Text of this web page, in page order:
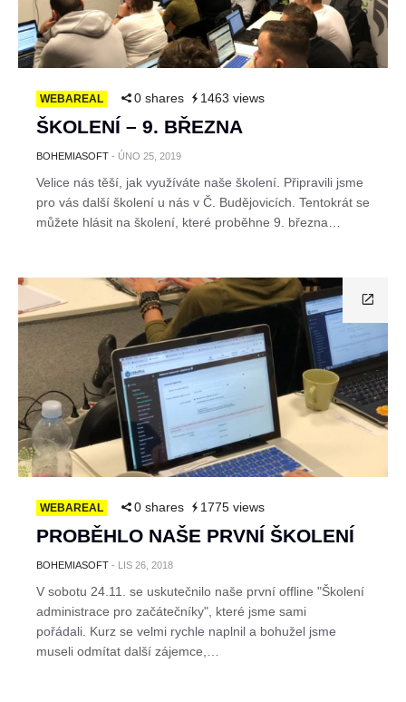
WEBAREAL 0 shares 1463 views
ŠKOLENÍ – 9. BŘEZNA
BOHEMIASOFT - ÚNO 25, 2019
Velice nás těší, jak využíváte naše školení. Připravili jsme
pro vás další školení u nás v Č. Budějovicích. Tentokrát se
můžete hlásit na školení, které proběhne 9. března…
WEBAREAL 0 shares 1775 views
PROBĚHLO NAŠE PRVNÍ ŠKOLENÍ
BOHEMIASOFT - LIS 26, 2018
V sobotu 24.11. se uskutečnilo naše první offline "Školení
administrace pro začátečníky", které jsme sami
pořádali. Kurz se velmi rychle naplnil a bohužel jsme
museli odmítat další zájemce,…